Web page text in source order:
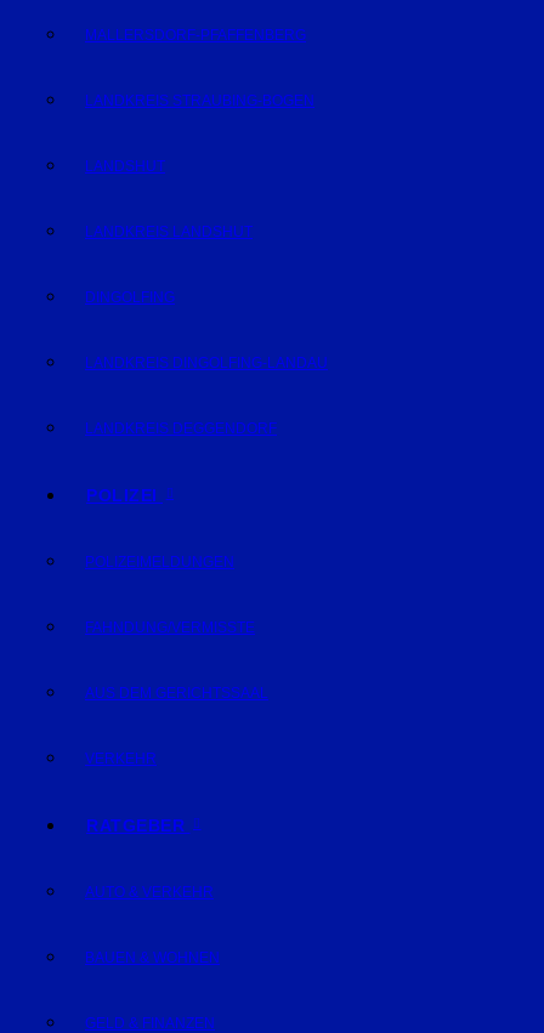
MALLERSDORF-PFAFFENBERG
LANDKREIS STRAUBING-BOGEN
LANDSHUT
LANDKREIS LANDSHUT
DINGOLFING
LANDKREIS DINGOLFING-LANDAU
LANDKREIS DEGGENDORF
POLIZEI
POLIZEIMELDUNGEN
FAHNDUNG/VERMISSTE
AUS DEM GERICHTSSAAL
VERKEHR
RATGEBER
AUTO & VERKEHR
BAUEN & WOHNEN
GELD & FINANZEN